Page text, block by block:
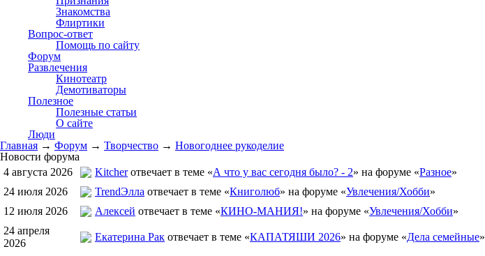
Знакомства
Флиртики
Вопрос-ответ
Помощь по сайту
Форум
Развлечения
Кинотеатр
Демотиваторы
Полезное
Полезные статьи
О сайте
Люди
Главная → Форум → Творчество → Новогоднее рукоделие
Новости форума
4 августа 2026
Kitcherотвечает в теме «А что у вас сегодня было? - 2» на форуме «Разное»
24 июля 2026
TrendЭлла отвечает в теме «Книголюб» на форуме «Увлечения/Хобби»
12 июля 2026
Алексей отвечает в теме «КИНО-МАНИЯ!» на форуме «Увлечения/Хобби»
24 апреля
2026
Екатерина Рак отвечает в теме «КАПАТЯШИ 2026» на форуме «Дела семейные»